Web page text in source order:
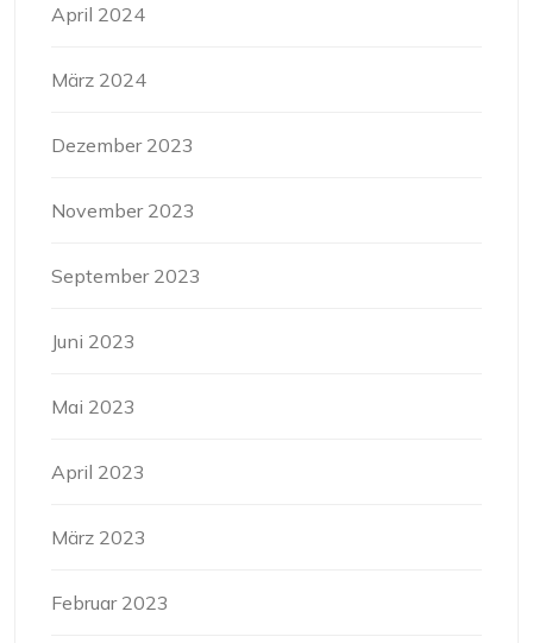
April 2024
März 2024
Dezember 2023
November 2023
September 2023
Juni 2023
Mai 2023
April 2023
März 2023
Februar 2023